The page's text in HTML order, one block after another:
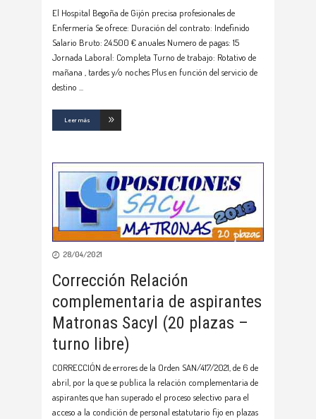
El Hospital Begoña de Gijón precisa profesionales de
Enfermería Se ofrece: Duración del contrato: Indefinido
Salario Bruto: 24.500 € anuales Numero de pagas: 15
Jornada Laboral: Completa Turno de trabajo: Rotativo de
mañana , tardes y/o noches Plus en función del servicio de
destino
Leer más
28/04/2021
Corrección Relación
complementaria de aspirantes
Matronas Sacyl (20 plazas –
turno libre)
CORRECCIÓN de errores de la Orden SAN/417/2021, de 6 de
abril, por la que se publica la relación complementaria de
aspirantes que han superado el proceso selectivo para el
acceso a la condición de personal estatutario fijo en plazas